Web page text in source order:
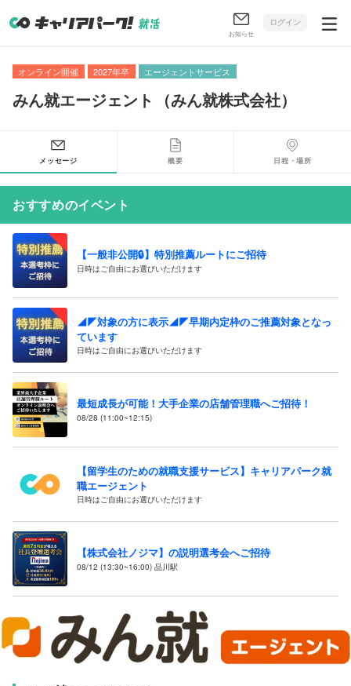
お知らせ
ログイン
オンライン開催 2027年卒 エージェントサービス
みん就エージェント （みん就株式会社）
メッセージ 概要 日程・場所
おすすめのイベント
【一般非公開🔒️】特別推薦ルートにご招待
日時はご自由にお選びいただけます
◢◤対象の方に表示◢◤早期内定枠のご推薦対象となっ
ています
日時はご自由にお選びいただけます
最短成長が可能！大手企業の店舗管理職へご招待！
08/28 (11:00~12:15)
【留学生のための就職支援サービス】キャリアパーク就
職エージェント
日時はご自由にお選びいただけます
【株式会社ノジマ】の説明選考会へご招待
08/12 (13:30~16:00) 品川駅